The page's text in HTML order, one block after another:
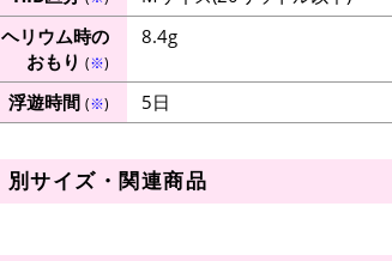
ヘリウム時の
おもり (※)
8.4g
浮遊時間 (※) 5日
別サイズ・関連商品